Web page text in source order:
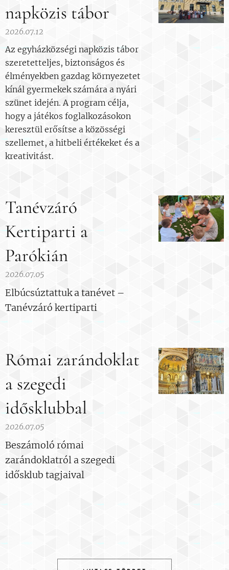
napközis tábor
2026.07.12
Az egyházközségi napközis tábor
szeretetteljes, biztonságos és
élményekben gazdag környezetet
kínál gyermekek számára a nyári
szünet idején. A program célja,
hogy a játékos foglalkozásokon
keresztül erősítse a közösségi
szellemet, a hitbeli értékeket és a
kreativitást.
Tanévzáró
Kertiparti a
Parókián
2026.07.05
Elbúcsúztattuk a tanévet –
Tanévzáró kertiparti
Római zarándoklat
a szegedi
idősklubbal
2026.07.05
Beszámoló római
zarándoklatról a szegedi
idősklub tagjaival